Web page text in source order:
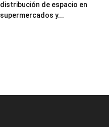
distribución de espacio en
supermercados y...